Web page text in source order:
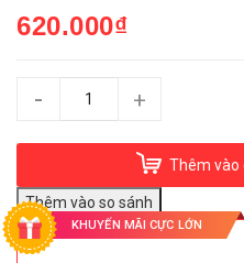
620.000₫
- +
Thêm vào
KHUYẾN MÃI CỰC LỚN